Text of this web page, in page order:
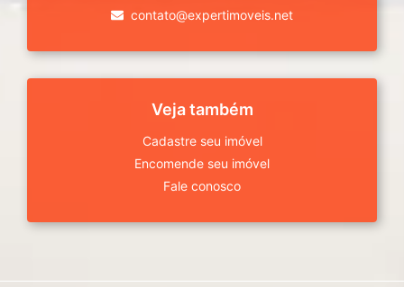
contato@expertimoveis.net
Veja também
Cadastre seu imóvel
Encomende seu imóvel
Fale conosco